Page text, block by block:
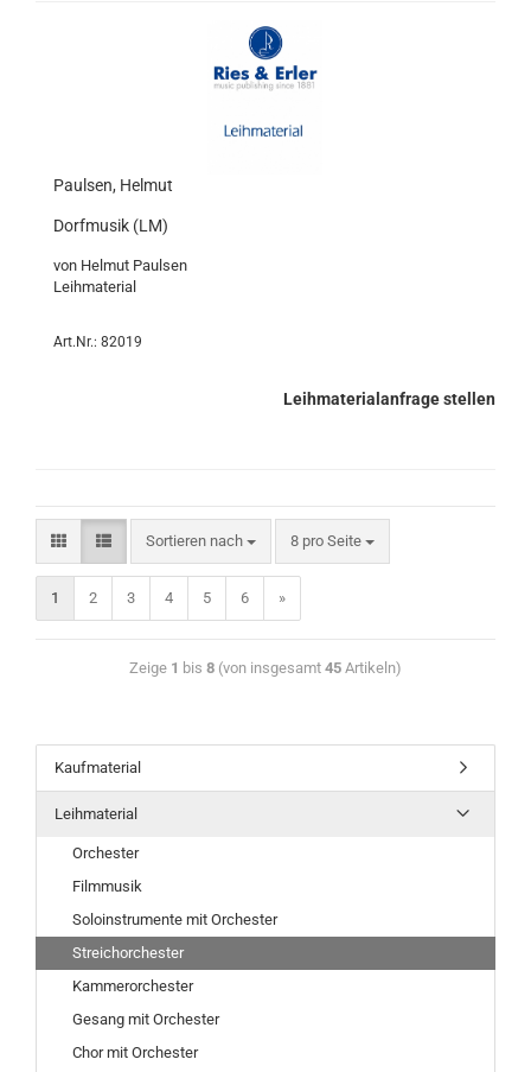
Paulsen, Helmut
Dorfmusik (LM)
von Helmut Paulsen
Leihmaterial
Art.Nr.: 82019
Leihmaterialanfrage stellen
Sortieren nach 8 pro Seite
1 2 3 4 5 6 »
Zeige 1 bis 8 (von insgesamt 45 Artikeln)
Kaufmaterial
Leihmaterial
Orchester
Filmmusik
Soloinstrumente mit Orchester
Streichorchester
Kammerorchester
Gesang mit Orchester
Chor mit Orchester